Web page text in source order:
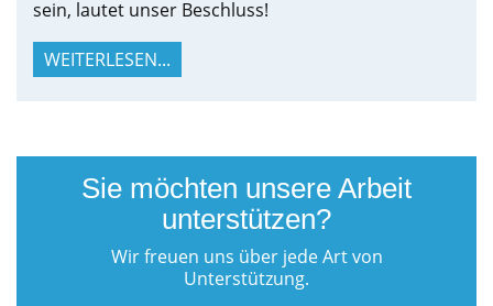
sein, lautet unser Beschluss!
WEITERLESEN...
Sie möchten unsere Arbeit
unterstützen?
Wir freuen uns über jede Art von
Unterstützung.